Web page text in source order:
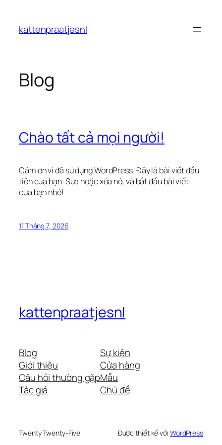
phầnkattenpraatjesnl
Blog
Chào tất cả mọi người!
Cảm ơn vì đã sử dụng WordPress. Đây là bài viết đầu
tiên của bạn. Sửa hoặc xóa nó, và bắt đầu bài viết
của bạn nhé!
11 Tháng 7, 2026
kattenpraatjesnl
Blog
Giới thiệu
Câu hỏi thường gặp
Tác giả
Sự kiện
Cửa hàng
Mẫu
Chủ đề
Twenty Twenty-Five Được thiết kế với WordPress